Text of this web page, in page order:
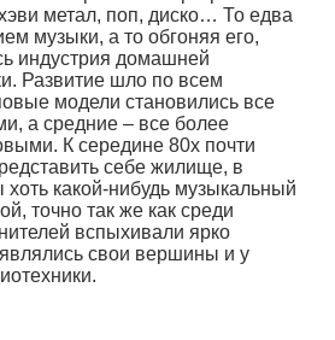
метал, поп, диско… То едва
музыки, а то обгоняя его,
индустрия домашней
Развитие шло по всем
модели становились все
а средние – все более
К середине 80х почти
себе жилище, в
хоть какой-нибудь музыкальный
точно так же как среди
вспыхивали ярко
свои вершины и у